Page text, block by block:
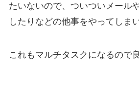
たいないので、ついついメール
したりなどの他事をやってしま
これもマルチタスクになるので